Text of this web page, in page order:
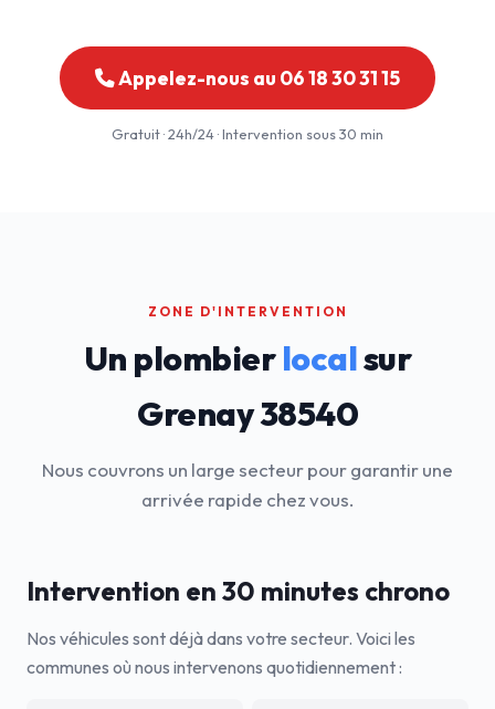
Appelez-nous au 06 18 30 31 15
Gratuit · 24h/24 · Intervention sous 30 min
ZONE D'INTERVENTION
Un plombierlocalsur
Grenay 38540
Nous couvrons un large secteur pour garantir une
arrivée rapide chez vous.
Intervention en 30 minutes chrono
Nos véhicules sont déjà dans votre secteur. Voici les
communes où nous intervenons quotidiennement :